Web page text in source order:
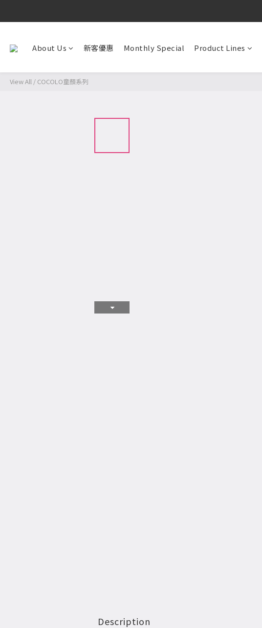
About Us 新客優惠 Monthly Special Product Lines
View All / COCOLO童顏系列
Description